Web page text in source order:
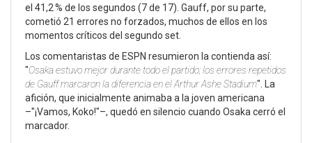
el 41,2 % de los segundos (7 de 17). Gauff, por su parte,
cometió 21 errores no forzados, muchos de ellos en los
momentos críticos del segundo set.
Los comentaristas de ESPN resumieron la contienda así:
"Osaka estuvo mejor durante todo el partido; los errores repetidos
de Gauff marcaron la diferencia en el Arthur Ashe Stadium". La
afición, que inicialmente animaba a la joven americana
–"¡Vamos, Koko!"–, quedó en silencio cuando Osaka cerró el
marcador.